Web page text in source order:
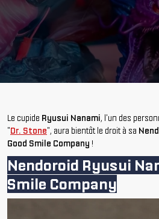
Le cupide Ryusui Nanami, l'un des
"Dr. Stone", aura bientôt le droit à sa
Good Smile Company !
Nendoroid Ryusui
Smile Company